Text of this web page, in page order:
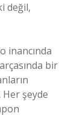
değil,
inancında
bir
şeyde